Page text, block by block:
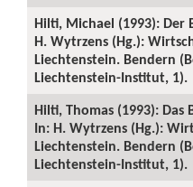
Hilti, Michael (1993): Der
H. Wytrzens (Hg.):
Liechtenstein. Bendern
Liechtenstein-Institut, 1).
Hilti, Thomas (1993):
In: H. Wytrzens (Hg.):
Liechtenstein. Bendern
Liechtenstein-Institut, 1).